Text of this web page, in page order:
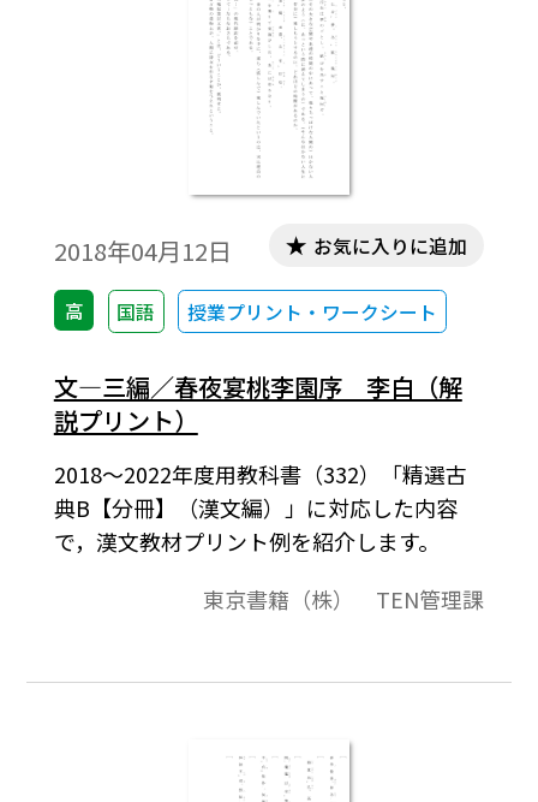
2018年04月12日
高 国語 授業プリント・ワークシート
お気に入りに追加
文―三編／春夜宴桃李園序 李白（解
説プリント）
2018～2022年度用教科書（332）「精選古
典B【分冊】（漢文編）」に対応した内容
で，漢文教材プリント例を紹介します。
東京書籍（株） TEN管理課